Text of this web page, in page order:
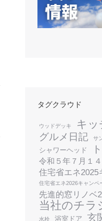
タグクラウド
ウッドデッキ キッ
グルメ日記 サ
シャワーヘッド
令和５年７月１
住宅省エネ2025
住宅省エネ2026キャンペ
先進的窓リノベ
当社のチラ
水栓 浴室ドア 玄